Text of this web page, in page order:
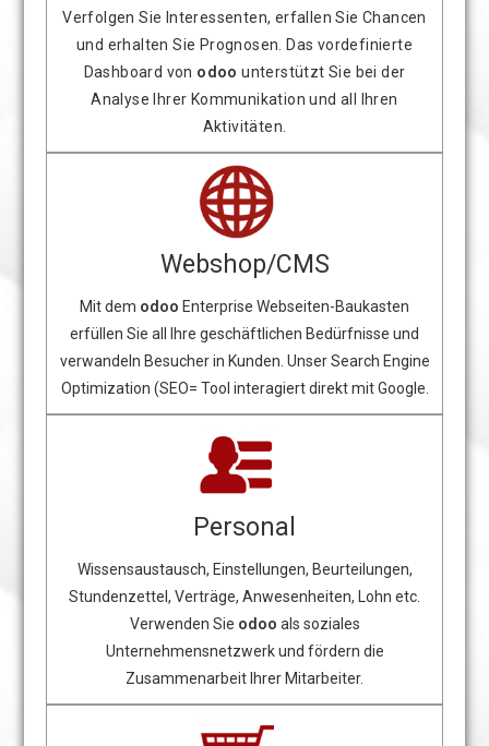
Verfolgen Sie Interessenten, erfallen Sie Chancen
und erhalten Sie Prognosen. Das vordefinierte
Dashboard von odoo unterstützt Sie bei der
Analyse Ihrer Kommunikation und all Ihren
Aktivitäten.
Webshop/CMS
Mit dem odoo Enterprise Webseiten-Baukasten
erfüllen Sie all Ihre geschäftlichen Bedürfnisse und
verwandeln Besucher in Kunden. Unser Search Engine
Optimization (SEO= Tool interagiert direkt mit Google.
Personal
Wissensaustausch, Einstellungen, Beurteilungen,
Stundenzettel, Verträge, Anwesenheiten, Lohn etc.
Verwenden Sie odoo als soziales
Unternehmensnetzwerk und fördern die
Zusammenarbeit Ihrer Mitarbeiter.